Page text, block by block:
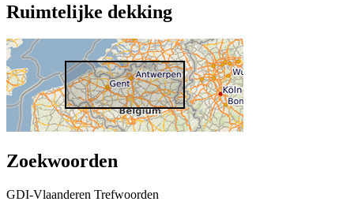
Ruimtelijke dekking
Zoekwoorden
GDI-Vlaanderen Trefwoorden